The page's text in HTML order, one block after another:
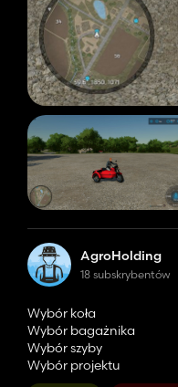
AgroHolding
18 subskrybentów
Wybór koła
Wybór bagażnika
Wybór szyby
Wybór projektu